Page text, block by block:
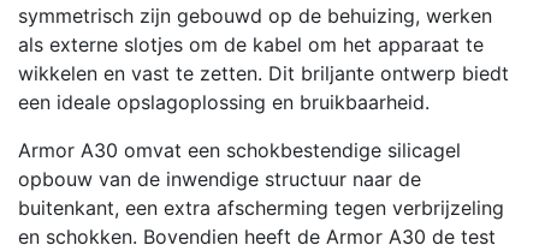
symmetrisch zijn gebouwd op de behuizing, werken
als externe slotjes om de kabel om het apparaat te
wikkelen en vast te zetten. Dit briljante ontwerp biedt
een ideale opslagoplossing en bruikbaarheid.
Armor A30 omvat een schokbestendige silicagel
opbouw van de inwendige structuur naar de
buitenkant, een extra afscherming tegen verbrijzeling
en schokken. Bovendien heeft de Armor A30 de test